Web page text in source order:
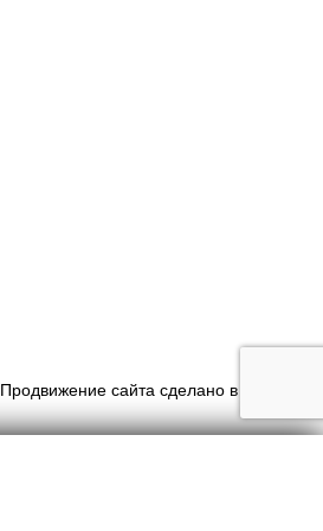
Продвижение сайта сделано в